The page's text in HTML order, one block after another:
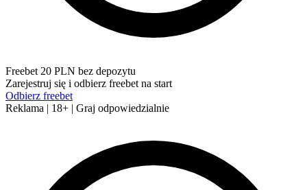
Freebet 20 PLN bez depozytu
Zarejestruj się i odbierz freebet na start
Odbierz freebet
Reklama | 18+ | Graj odpowiedzialnie